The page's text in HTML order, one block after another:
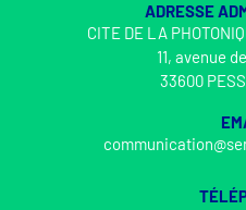
ADRESSE
CITE DE LA
11, avenue
33600